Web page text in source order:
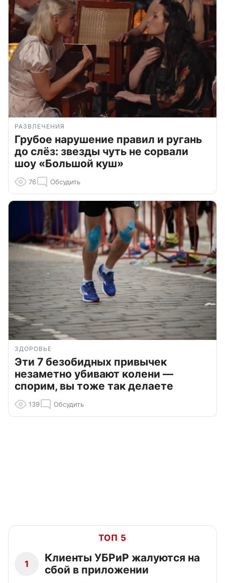
РАЗВЛЕЧЕНИЯ
Грубое нарушение правил и ругань
до слёз: звезды чуть не сорвали
шоу «Большой куш»
76 Обсудить
ЗДОРОВЬЕ
Эти 7 безобидных привычек
незаметно убивают колени —
спорим, вы тоже так делаете
139 Обсудить
ТОП 5
1
Клиенты УБРиР жалуются на
сбой в приложении